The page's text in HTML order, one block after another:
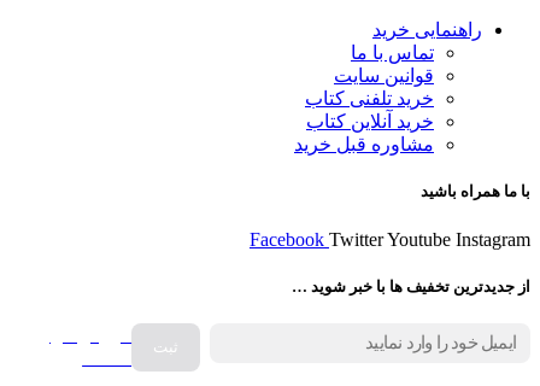
راهنمایی خرید
تماس با ما
قوانین سایت
خرید تلفنی کتاب
خرید آنلاین کتاب
مشاوره قبل خرید
با ما همراه باشید
Facebook TwitterYoutube Instagram
از جدیدترین تخفیف ها با خبر شوید …
فروش انواع